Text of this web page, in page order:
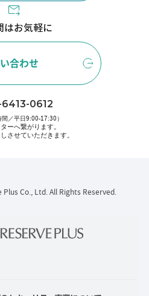
はお気軽に
合わせ
0612
間／平日9:00-17:30）
ーへ繋がります。
させていただきます。
Co., Ltd. All Rights Reserved.